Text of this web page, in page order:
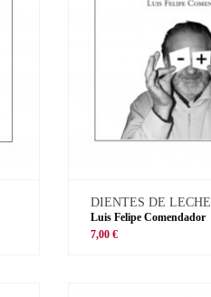
DIENTES DE LECHE
Luis Felipe Comendador
7,00 €